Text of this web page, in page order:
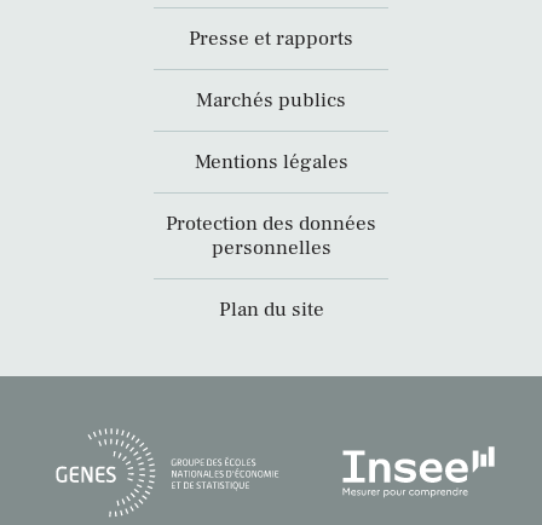
Presse et rapports
Marchés publics
Mentions légales
Protection des données
personnelles
Plan du site